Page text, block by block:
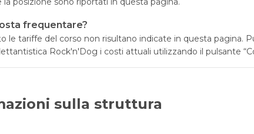
frequentare?
le tariffe del corso non risultano indicate in questa pagina.
Rock'n'Dog i costi attuali utilizzando il pulsante
sulla struttura